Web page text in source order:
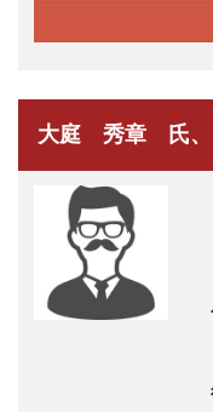
大庭 秀章 氏